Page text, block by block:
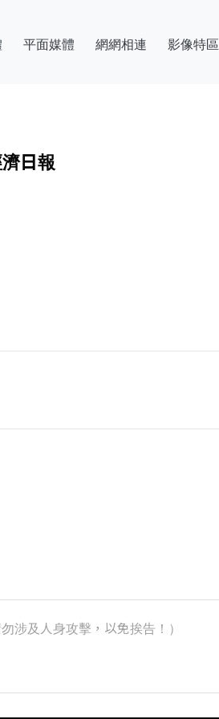
平面媒體 網網相連 影像特區
日報
涉及人身攻擊，以免挨告！）